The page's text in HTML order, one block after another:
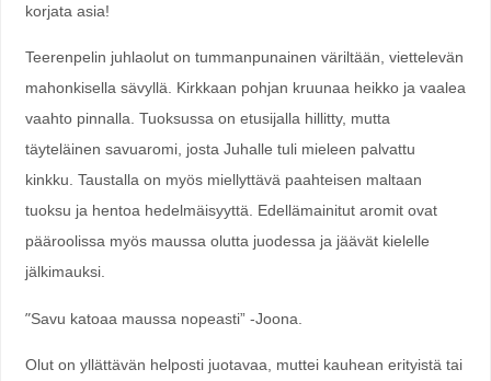
korjata asia!
Teerenpelin juhlaolut on tummanpunainen väriltään, viettelevän
mahonkisella sävyllä. Kirkkaan pohjan kruunaa heikko ja vaalea
vaahto pinnalla. Tuoksussa on etusijalla hillitty, mutta
täyteläinen savuaromi, josta Juhalle tuli mieleen palvattu
kinkku. Taustalla on myös miellyttävä paahteisen maltaan
tuoksu ja hentoa hedelmäisyyttä. Edellämainitut aromit ovat
pääroolissa myös maussa olutta juodessa ja jäävät kielelle
jälkimauksi.
”Savu katoaa maussa nopeasti” -Joona.
Olut on yllättävän helposti juotavaa, muttei kauhean erityistä tai